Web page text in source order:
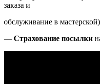
заказа и
обслуживание в мастерской)
— Страхование посылки